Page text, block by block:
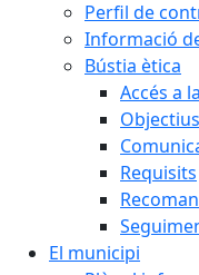
Perfil de
Informació
Bústia ètica
Accés a
Objectius
Requisits
El municipi